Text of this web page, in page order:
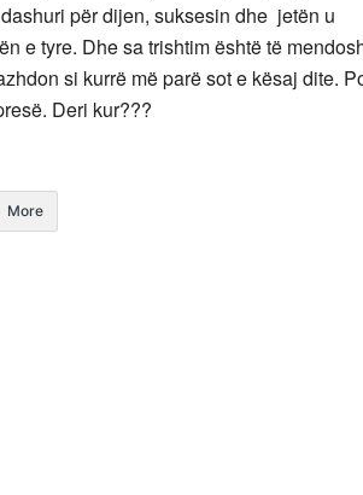
për dijen, suksesin dhe jetën u
e tyre. Dhe sa trishtim është të
si kurrë më parë sot e kësaj dite.
Deri kur???
More